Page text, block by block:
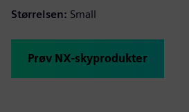
Størrelsen: Small
Prøv NX-skyprodukter